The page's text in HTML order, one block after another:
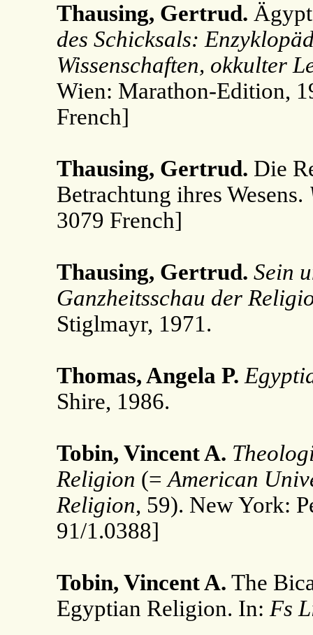
Thausing, Gertrud.
des Schicksals:
Wissenschaften, okkulter
Wien: Marathon-Edition,
French]
Thausing, Gertrud. Die
Betrachtung ihres Wesens.
3079 French]
Thausing, Gertrud. Sein
Ganzheitsschau der
Stiglmayr, 1971.
Thomas, Angela P.
Shire, 1986.
Tobin, Vincent A.
Religion (=American
Religion, 59). New York:
91/1.0388]
Tobin, Vincent A. The
Egyptian Religion. In: Fs